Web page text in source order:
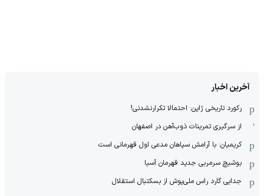
آخرین اخبار
رکورد تاریخی ژاپن: احتمالا تکرارنشدنی!
از سرگیری تمرینات ذوب‌آهن در اصفهان
کریمیان: با آرامش سپاهان مدعی اول قهرمانی است
بوشیچ سرمربی جدید قهرمان آسیا
جدایی گارد راس ملی‌پوش از بسکتبال استقلال